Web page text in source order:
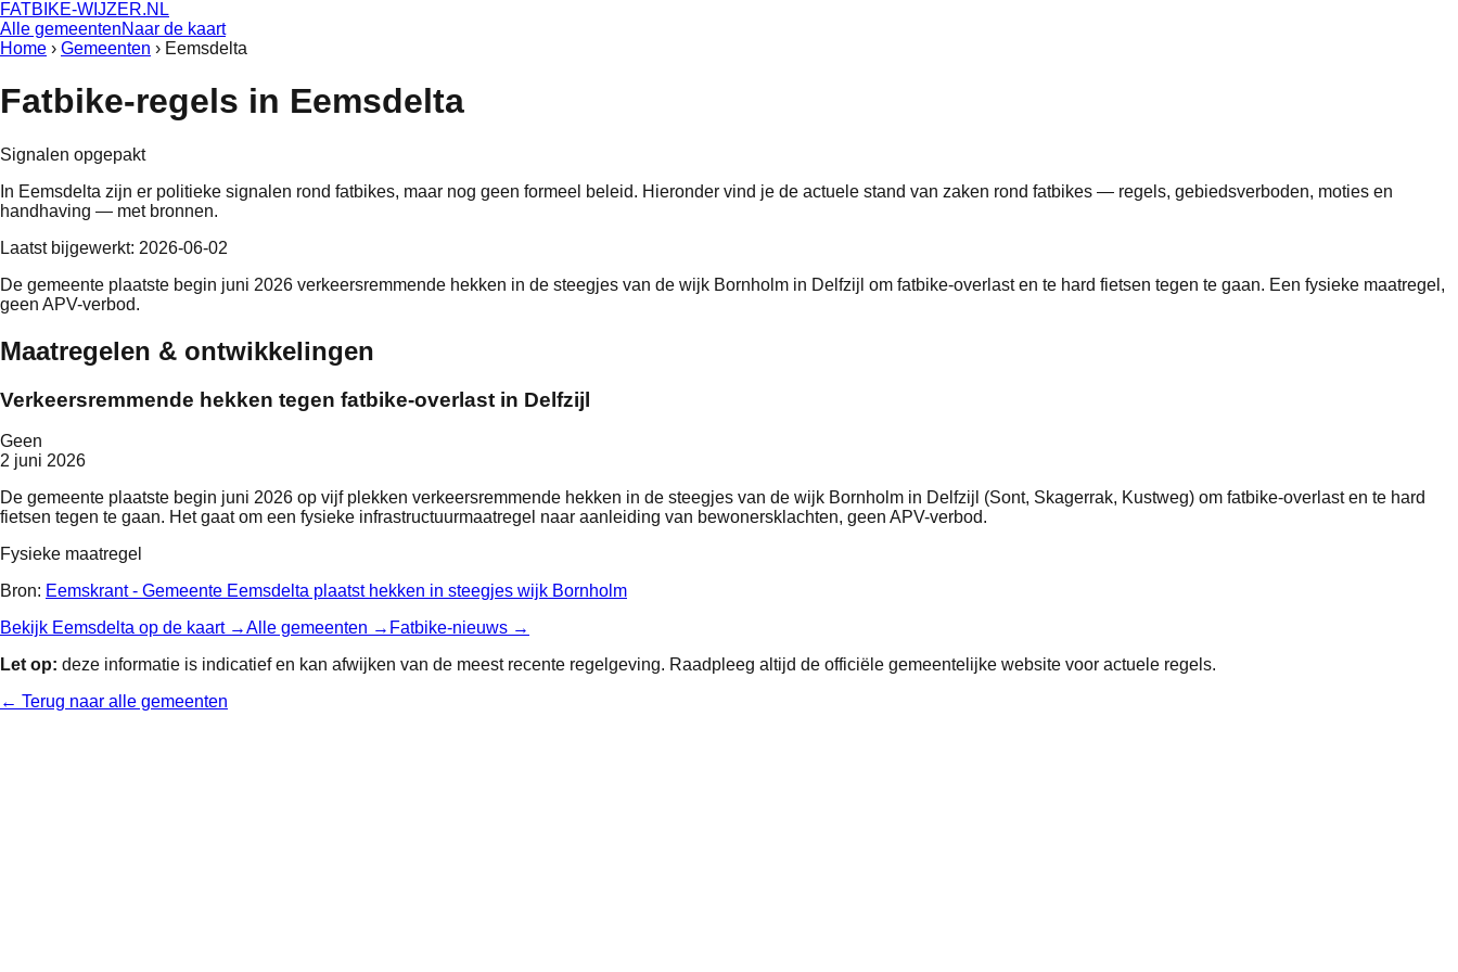
FATBIKE-WIJZER.NL
Alle gemeentenNaar de kaart
Home › Gemeenten › Eemsdelta
Fatbike-regels in Eemsdelta
Signalen opgepakt
In Eemsdelta zijn er politieke signalen rond fatbikes, maar nog geen formeel beleid. Hieronder vind je de actuele stand van zaken rond fatbikes — regels, gebiedsverboden, moties en
handhaving — met bronnen.
Laatst bijgewerkt: 2026-06-02
De gemeente plaatste begin juni 2026 verkeersremmende hekken in de steegjes van de wijk Bornholm in Delfzijl om fatbike-overlast en te hard fietsen tegen te gaan. Een fysieke maatregel,
geen APV-verbod.
Maatregelen & ontwikkelingen
Verkeersremmende hekken tegen fatbike-overlast in Delfzijl
Geen
2 juni 2026
De gemeente plaatste begin juni 2026 op vijf plekken verkeersremmende hekken in de steegjes van de wijk Bornholm in Delfzijl (Sont, Skagerrak, Kustweg) om fatbike-overlast en te hard
fietsen tegen te gaan. Het gaat om een fysieke infrastructuurmaatregel naar aanleiding van bewonersklachten, geen APV-verbod.
Fysieke maatregel
Bron: Eemskrant - Gemeente Eemsdelta plaatst hekken in steegjes wijk Bornholm
Bekijk Eemsdelta op de kaart →Alle gemeenten → Fatbike-nieuws →
Let op: deze informatie is indicatief en kan afwijken van de meest recente regelgeving. Raadpleeg altijd de officiële gemeentelijke website voor actuele regels.
← Terug naar alle gemeenten